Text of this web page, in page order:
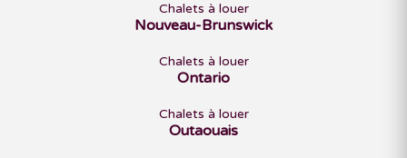
Chalets à louer
Nouveau-Brunswick
Chalets à louer
Ontario
Chalets à louer
Outaouais